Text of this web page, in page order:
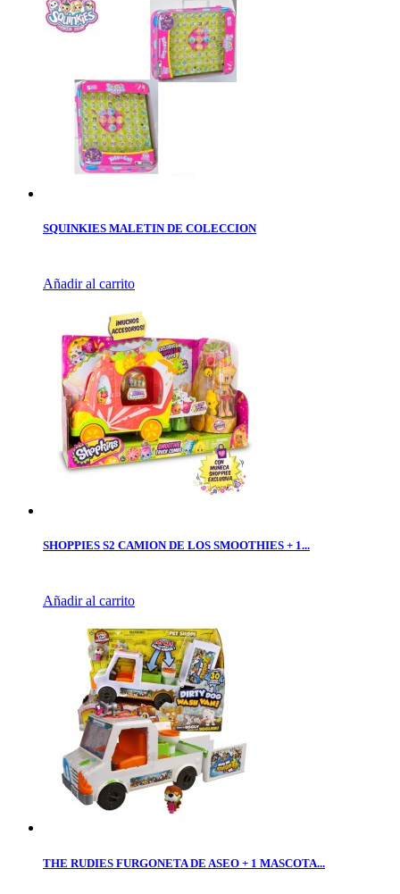
SQUINKIES MALETIN DE COLECCION
Añadir al carrito
SHOPPIES S2 CAMION DE LOS SMOOTHIES + 1...
Añadir al carrito
THE RUDIES FURGONETA DE ASEO + 1 MASCOTA...